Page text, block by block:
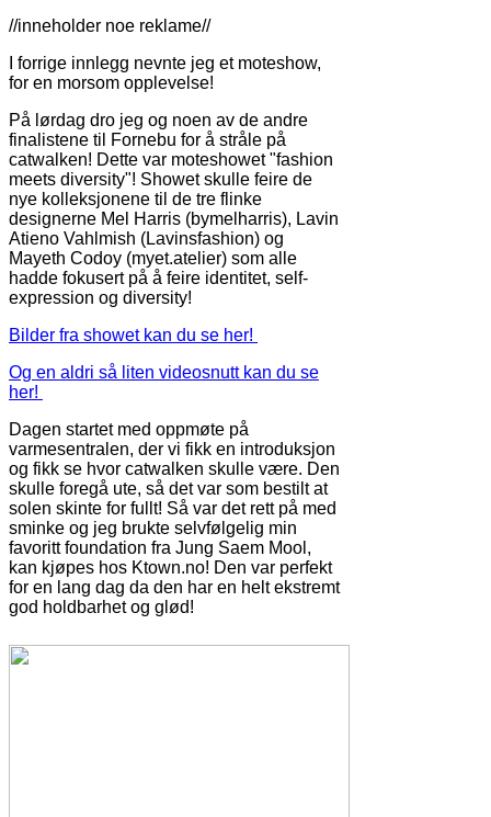
//inneholder noe reklame//
I forrige innlegg nevnte jeg et moteshow,
for en morsom opplevelse!
På lørdag dro jeg og noen av de andre
finalistene til Fornebu for å stråle på
catwalken! Dette var moteshowet "fashion
meets diversity"! Showet skulle feire de
nye kolleksjonene til de tre flinke
designerne Mel Harris (bymelharris), Lavin
Atieno Vahlmish (Lavinsfashion) og
Mayeth Codoy (myet.atelier) som alle
hadde fokusert på å feire identitet, self-
expression og diversity!
Bilder fra showet kan du se her!
Og en aldri så liten videosnutt kan du se
her!
Dagen startet med oppmøte på
varmesentralen, der vi fikk en introduksjon
og fikk se hvor catwalken skulle være. Den
skulle foregå ute, så det var som bestilt at
solen skinte for fullt! Så var det rett på med
sminke og jeg brukte selvfølgelig min
favoritt foundation fra Jung Saem Mool,
kan kjøpes hos Ktown.no! Den var perfekt
for en lang dag da den har en helt ekstremt
god holdbarhet og glød!